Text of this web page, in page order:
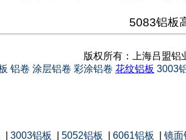
5083铝板
版权所有：上海吕盟铝
铝卷 涂层铝卷 彩涂铝卷 花纹铝板 3003
3003铝板 5052铝板 6061铝板 镜面